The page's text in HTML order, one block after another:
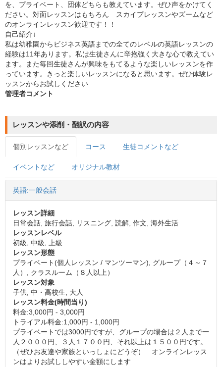
を、プライベート、団体どちらも教えています。ぜひ声をかけてく
ださい。対面レッスンはもちろん スカイプレッスンやズームなど
のオンラインレッスン歓迎です！！
自己紹介↓
私は幼稚園からビジネス英語までの全てのレベルの英語レッスンの
経験は11年あります。私は生徒さんに辛抱強く大きな心で教えてい
ます。また毎回生徒さんが興味をもてるような楽しいレッスンを作
っています。きっと楽しいレッスンになると思います。ぜひ体験レ
ッスンからお試しください
管理者コメント
レッスンや添削・翻訳の内容
個別レッスンなど コース 生徒コメントなど
イベントなど オリジナル教材
英語:一般会話
レッスン詳細
日常会話, 旅行会話, リスニング, 読解, 作文, 海外生活
レッスンレベル
初級, 中級, 上級
レッスン形態
プライベート(個人レッスン / マンツーマン), グループ（４～７
人）, クラスルーム（８人以上）
レッスン対象
子供, 中・高校生, 大人
レッスン料金(時間当り)
料金:3,000円 - 3,000円
トライアル料金:1,000円 - 1,000円
プライベートでは3000円ですが、グループの場合は２人まで一
人２０００円、３人１７００円、それ以上は１５００円です。
（ぜひお友達や家族といっしょにどうぞ） オンラインレッス
ンはよりお試ししやすい金額にします